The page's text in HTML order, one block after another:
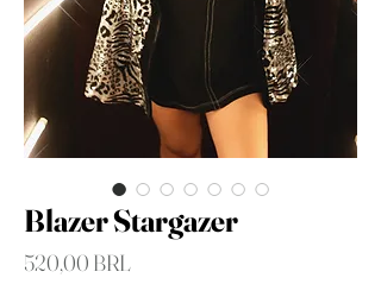
Blazer Stargazer
520,00 BRLPrecio